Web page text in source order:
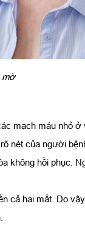
mờ
mạch máu nhỏ
nét của người
không hồi phục.
cả hai mắt. Do